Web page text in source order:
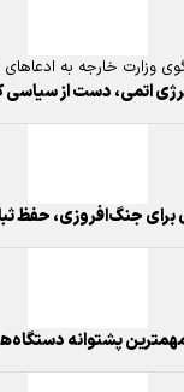
وزارت خارجه به ادعاهای
اتمی، دست از سیاسی
جنگ‌افروزی، حفظ
پشتوانه